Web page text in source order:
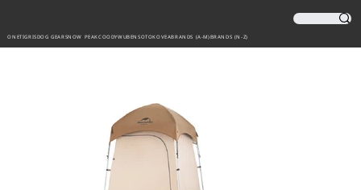
ONETIGRISDOG GEARSNOW PEAKCOODYWUBENSOTOKOVEABRANDS (A-M)BRANDS (N-Z)